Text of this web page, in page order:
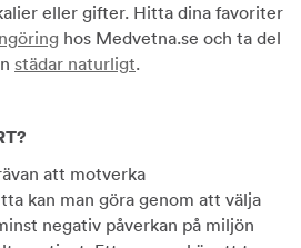
eller gifter. Hitta dina favoriter
hos Medvetna.se och ta del
städar naturligt.
att motverka
kan man göra genom att välja
negativ påverkan på miljön